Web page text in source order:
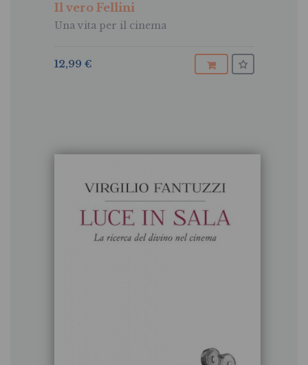
Il vero Fellini
Una vita per il cinema
12,99 €